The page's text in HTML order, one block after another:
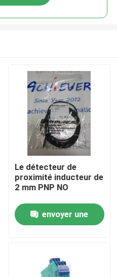
Le détecteur de
proximité inducteur de
2 mm PNP NO
envoyer une